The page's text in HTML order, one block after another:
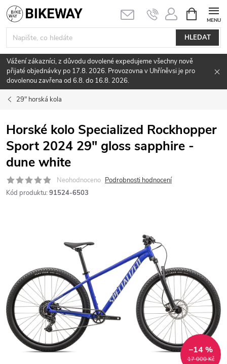
Přejít
na
obsah
HLEDAT
NÁKUPNÍ
KOŠÍK
Vážení zákazníci, z důvodu dovolené expedujeme všechny nově
přijaté objednávky po 17.8. 2026. Provozovna v Uhříněvsi je pro
dovolenou zavřena od 6.8. do 16.8. 2026.
29" horská kola
Horské kolo Specialized Rockhopper
Sport 2024 29" gloss sapphire -
dune white
Neohodnoceno Podrobnosti hodnocení
Kód produktu: 91524-6503
17 000 Kč
–14 %